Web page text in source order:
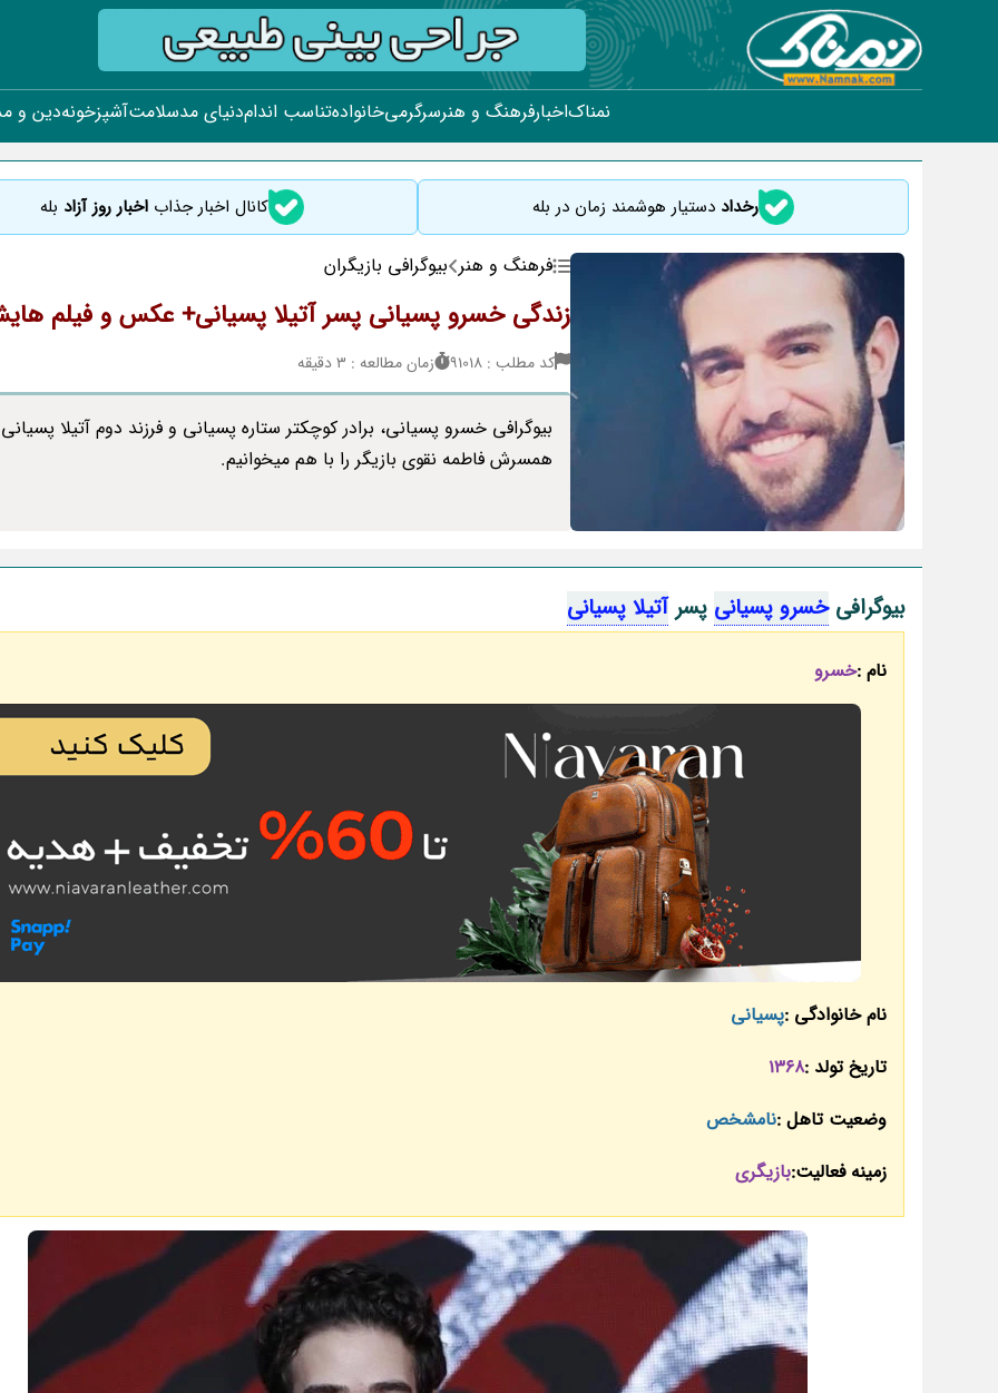
نمناکاخبارفرهنگ و هنرسرگرمیخانوادهتناسب اندامدنیای مدسلامتآشپزخونهدین و
رخداد دستیار هوشمند زمان در بله کانال اخبار جذاب اخبار روز آزاد بله
فرهنگ و هنر بیوگرافی بازیگران
زندگی خسرو پسیانی پسر آتیلا پسیانی+ عکس و فیلم
کد مطلب : 91018 زمان مطالعه : 3 دقیقه
بیوگرافی خسرو پسیانی، برادر کوچکتر ستاره پسیانی و فرزند دوم آتیلا
همسرش فاطمه نقوی بازیگر را با هم میخوانیم.
بیوگرافیخسرو پسیانی پسرآتیلا پسیانی
نام :خسرو
نام خانوادگی :پسیانی
تاریخ تولد :1368
وضعیت تاهل :نامشخص
زمینه فعالیت:بازیگری